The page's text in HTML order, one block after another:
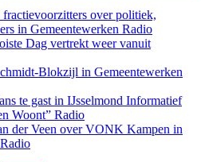
over politiek,
in Gemeentewerken Radio
Dag vertrekt weer vanuit
Blokzijl in Gemeentewerken
te gast in IJsselmond Informatief
Woont” Radio
der Veen over VONK Kampen in
Radio